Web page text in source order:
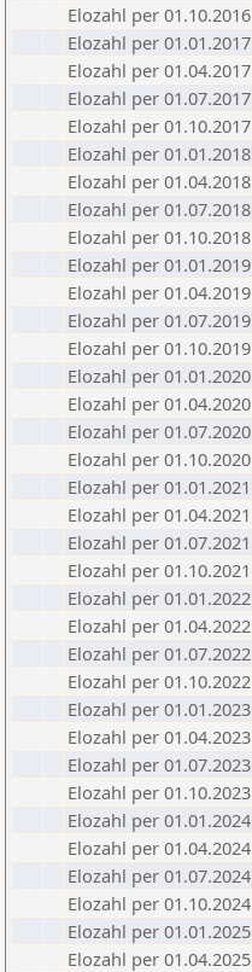
Elozahl per 01.10.2016
Elozahl per 01.01.2017
Elozahl per 01.04.2017
Elozahl per 01.07.2017
Elozahl per 01.10.2017
Elozahl per 01.01.2018
Elozahl per 01.04.2018
Elozahl per 01.07.2018
Elozahl per 01.10.2018
Elozahl per 01.01.2019
Elozahl per 01.04.2019
Elozahl per 01.07.2019
Elozahl per 01.10.2019
Elozahl per 01.01.2020
Elozahl per 01.04.2020
Elozahl per 01.07.2020
Elozahl per 01.10.2020
Elozahl per 01.01.2021
Elozahl per 01.04.2021
Elozahl per 01.07.2021
Elozahl per 01.10.2021
Elozahl per 01.01.2022
Elozahl per 01.04.2022
Elozahl per 01.07.2022
Elozahl per 01.10.2022
Elozahl per 01.01.2023
Elozahl per 01.04.2023
Elozahl per 01.07.2023
Elozahl per 01.10.2023
Elozahl per 01.01.2024
Elozahl per 01.04.2024
Elozahl per 01.07.2024
Elozahl per 01.10.2024
Elozahl per 01.01.2025
Elozahl per 01.04.2025